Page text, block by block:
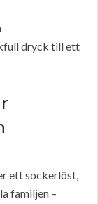
dryck till ett
ett sockerlöst,
familjen –